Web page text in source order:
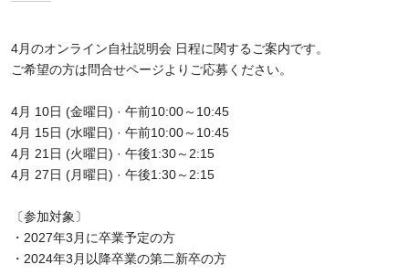
4月のオンライン自社説明会 日程に関するご案内です。
ご希望の方は問合せページよりご応募ください。
4月 10日 (金曜日) · 午前10:00～10:45
4月 15日 (水曜日) · 午前10:00～10:45
4月 21日 (火曜日) · 午後1:30～2:15
4月 27日 (月曜日) · 午後1:30～2:15
〔参加対象〕
・2027年3月に卒業予定の方
・2024年3月以降卒業の第二新卒の方